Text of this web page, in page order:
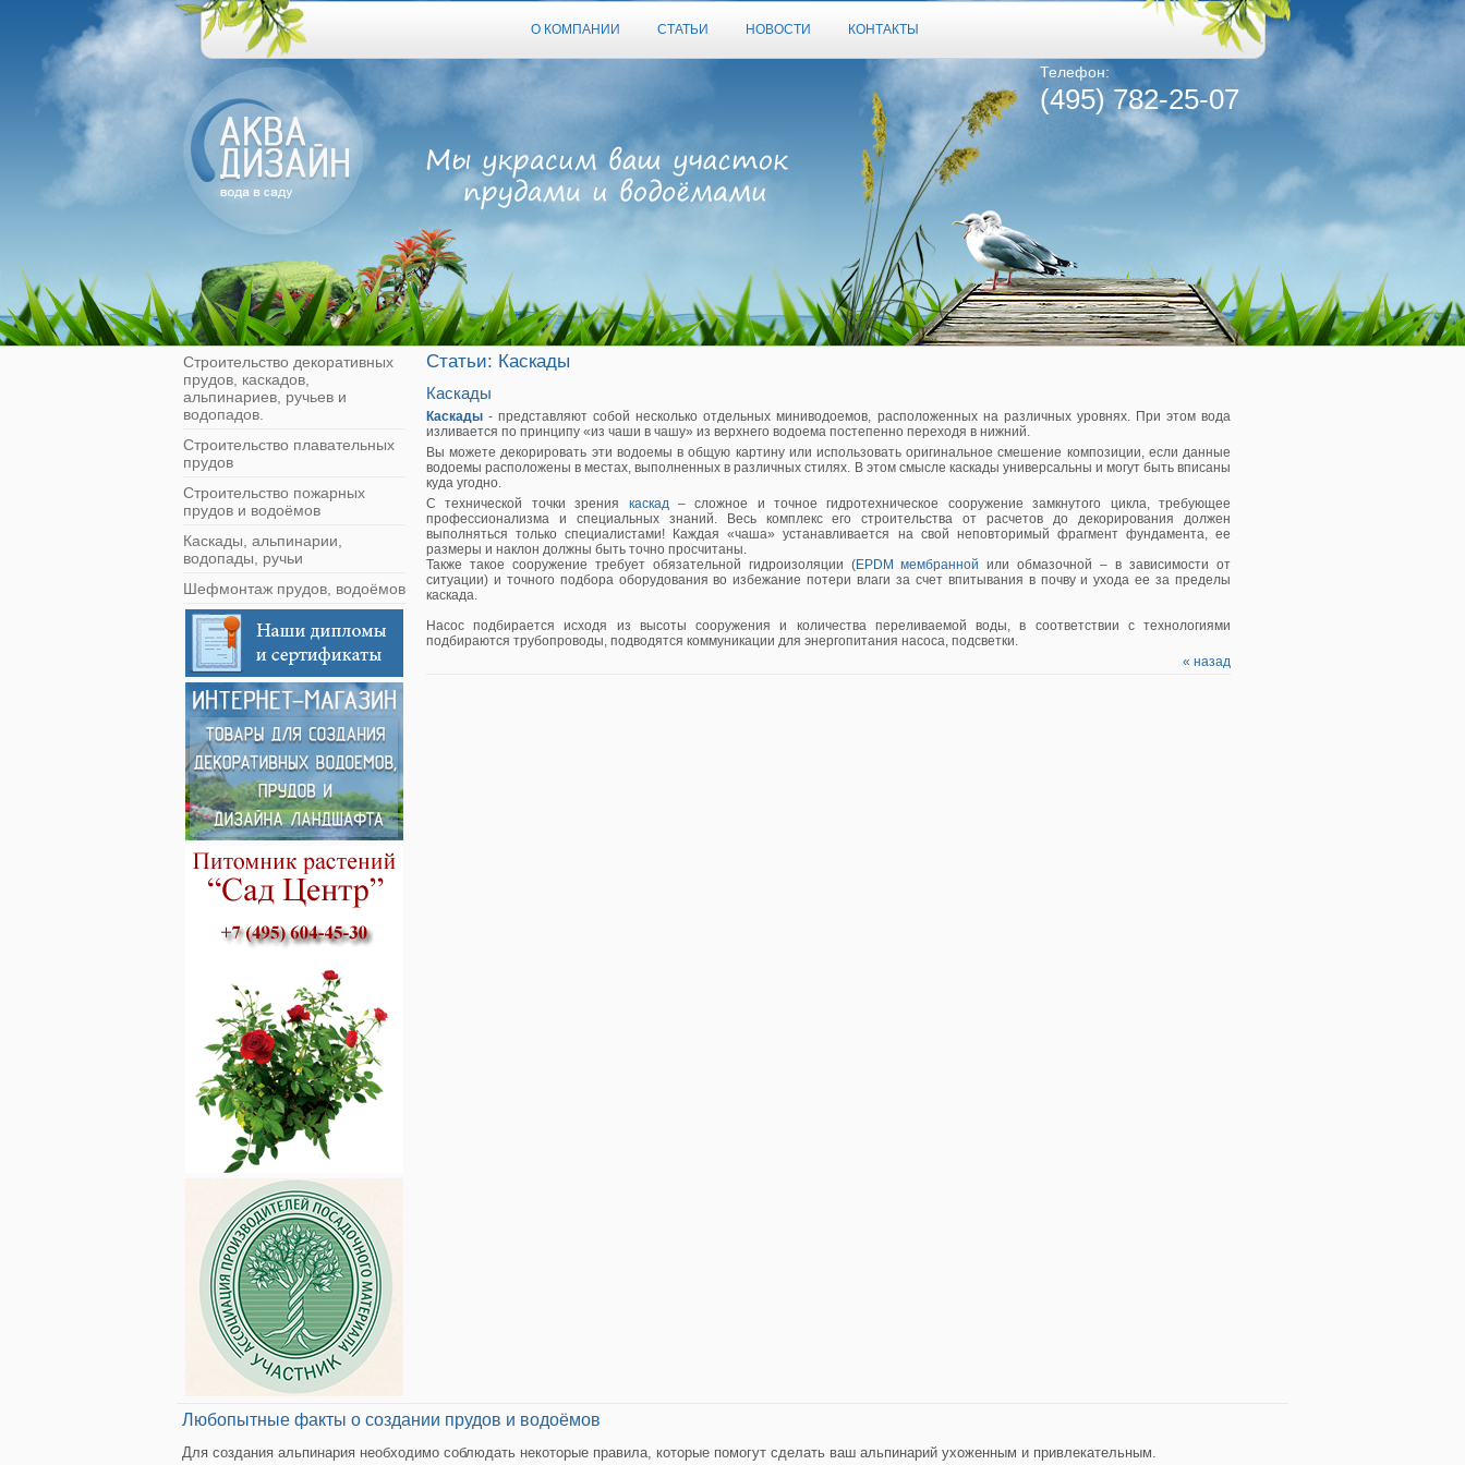
Телефон:
(495) 782-25-07
О КОМПАНИИ СТАТЬИ НОВОСТИ КОНТАКТЫ
Строительство декоративных
прудов, каскадов,
альпинариев, ручьев и
водопадов.
Строительство плавательных
прудов
Строительство пожарных
прудов и водоёмов
Каскады, альпинарии,
водопады, ручьи
Шефмонтаж прудов, водоёмов
Статьи: Каскады
Каскады
Каскады - представляют собой несколько отдельных миниводоемов, расположенных на различных уровнях. При этом вода
изливается по принципу «из чаши в чашу» из верхнего водоема постепенно переходя в нижний.
Вы можете декорировать эти водоемы в общую картину или использовать оригинальное смешение композиции, если данные
водоемы расположены в местах, выполненных в различных стилях. В этом смысле каскады универсальны и могут быть вписаны
куда угодно.
С технической точки зрения каскад– сложное и точное гидротехническое сооружение замкнутого цикла, требующее
профессионализма и специальных знаний. Весь комплекс его строительства от расчетов до декорирования должен
выполняться только специалистами! Каждая «чаша» устанавливается на свой неповторимый фрагмент фундамента, ее
размеры и наклон должны быть точно просчитаны.
Также такое сооружение требует обязательной гидроизоляции (EPDM мембранной или обмазочной – в зависимости от
ситуации) и точного подбора оборудования во избежание потери влаги за счет впитывания в почву и ухода ее за пределы
каскада.
Насос подбирается исходя из высоты сооружения и количества переливаемой воды, в соответствии с технологиями
подбираются трубопроводы, подводятся коммуникации для энергопитания насоса, подсветки.
« назад
Любопытные факты о создании прудов и водоёмов
Для создания альпинария необходимо соблюдать некоторые правила, которые помогут сделать ваш альпинарий ухоженным и привлекательным.